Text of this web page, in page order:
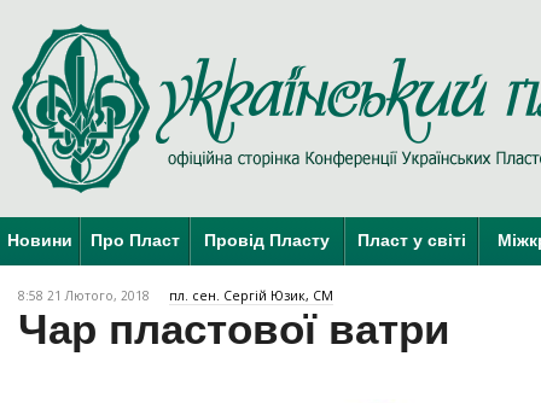
Новини Про Пласт Провід Пласту Пласт у світі
8:58 21 Лютого, 2018 пл. сен. Сергій Юзик, СМ
Чар пластової ватри